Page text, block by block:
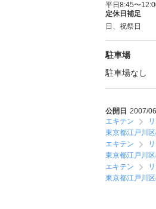
平日8:45〜
定休日補足
日、祝祭日
駐車場
駐車場なし
公開日 2007/
エキテン
東京都江戸川
エキテン
東京都江戸川
エキテン
東京都江戸川